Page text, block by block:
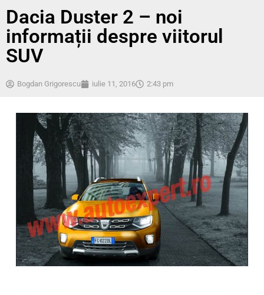
Dacia Duster 2 – noi
informații despre viitorul
SUV
Bogdan Grigorescu iulie 11, 2016 2:43 pm